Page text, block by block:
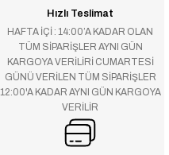
Hızlı Teslimat
HAFTA İÇİ : 14:00’A KADAR OLAN
TÜM SİPARİŞLER AYNI GÜN
KARGOYA VERİLİRİ CUMARTESİ
GÜNÜ VERİLEN TÜM SİPARİŞLER
12:00'A KADAR AYNI GÜN KARGOYA
VERİLİR